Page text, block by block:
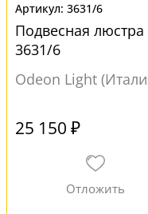
3631/6
Подвесная
3631/6
Odeon Light
25 150 ₽